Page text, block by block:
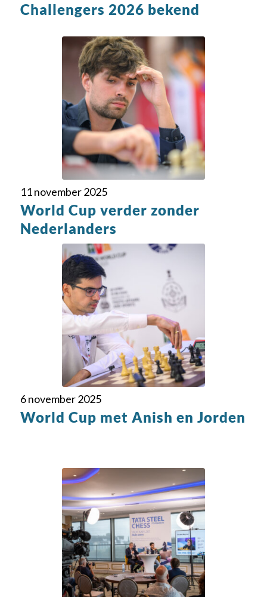
Challengers 2026 bekend
11 november 2025
World Cup verder zonder
Nederlanders
6 november 2025
World Cup met Anish en Jorden